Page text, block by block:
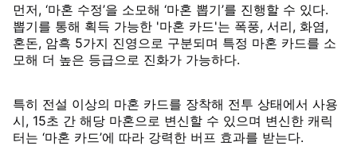
먼저, ‘마혼 수정’을 소모해 ‘마혼 뽑기’를 진행할 수 있다.
뽑기를 통해 획득 가능한 '마혼 카드'는 폭풍, 서리, 화염,
혼돈, 암흑 5가지 진영으로 구분되며 특정 마혼 카드를 소
모해 더 높은 등급으로 진화가 가능하다.
특히 전설 이상의 마혼 카드를 장착해 전투 상태에서 사용
시, 15초 간 해당 마혼으로 변신할 수 있으며 변신한 캐릭
터는 ‘마혼 카드’에 따라 강력한 버프 효과를 받는다.